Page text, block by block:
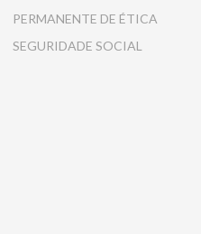
PERMANENTE DE ÉTICA
SEGURIDADE SOCIAL